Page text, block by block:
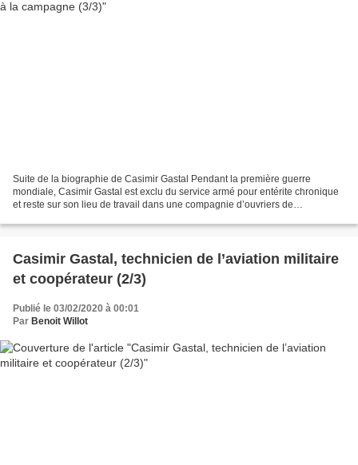
Suite de la biographie de Casimir Gastal Pendant la première guerre
mondiale, Casimir Gastal est exclu du service armé pour entérite chronique
et reste sur son lieu de travail dans une compagnie d’ouvriers de
Casimir Gastal, technicien de l’aviation militaire
et coopérateur (2/3)
Publié le 03/02/2020 à 00:01
Par Benoit Willot